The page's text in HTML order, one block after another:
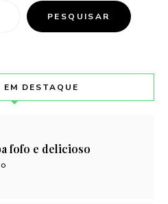
PESQUISAR
EM DESTAQUE
fofo e delicioso